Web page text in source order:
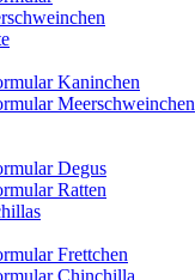
Kaninchen
Meerschweinchen
Degus
Ratten
Frettchen
Chinchilla